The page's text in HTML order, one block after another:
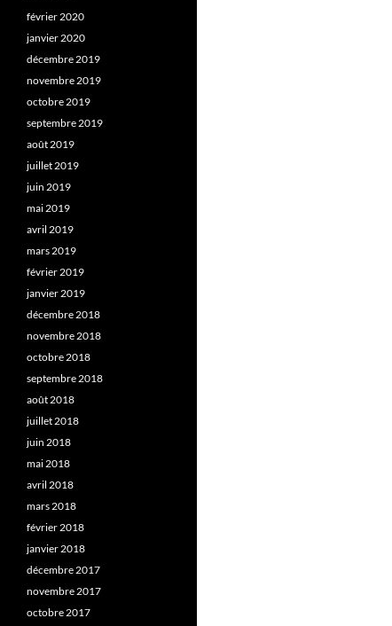
février 2020
janvier 2020
décembre 2019
novembre 2019
octobre 2019
septembre 2019
août 2019
juillet 2019
juin 2019
mai 2019
avril 2019
mars 2019
février 2019
janvier 2019
décembre 2018
novembre 2018
octobre 2018
septembre 2018
août 2018
juillet 2018
juin 2018
mai 2018
avril 2018
mars 2018
février 2018
janvier 2018
décembre 2017
novembre 2017
octobre 2017